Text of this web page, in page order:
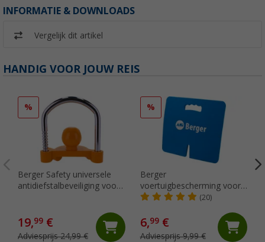
INFORMATIE & DOWNLOADS
Vergelijk dit artikel
HANDIG VOOR JOUW REIS
%
Berger Safety universele
antidiefstalbeveiliging voor
19,99 €
Adviesprijs 24,99 €
%
Berger
voertuigbescherming voor
de aanhangerkoppeling
(20)
6,99€
Adviesprijs 9,99 €